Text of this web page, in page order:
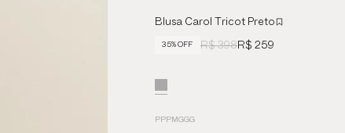
Blusa Carol Tricot Preto
35% OFF R$ 398R$ 259
PPPMGGG